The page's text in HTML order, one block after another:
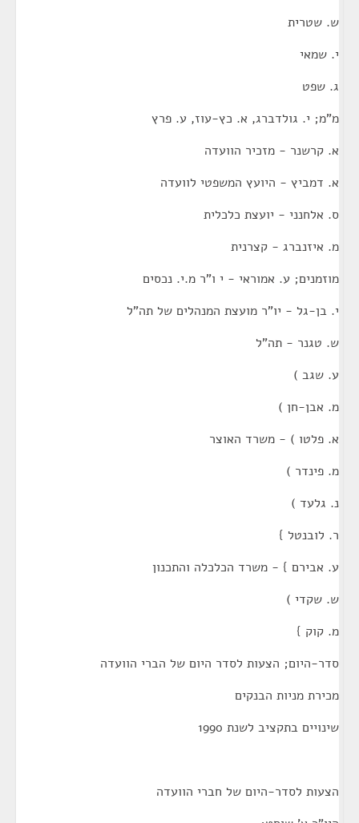
ש. שטרית
י. שמאי
ג. שפט
מ"מ; י. גולדברג, א. כץ-עוז, ע. פרץ
א. קרשנר - מזכיר הוועדה
א. דמביץ - היועץ המשפטי לוועדה
ס. אלחנני - יועצת כלכלית
מ. איזנברג - קצרנית
מוזמנים; ע. אמוראי - י ו"ר מ.י. נכסים
י. בן-גל - יו"ר מועצת המנהלים של תה"ל
ש. טגנר - תה"ל
ע. שגב )
מ. אבן-חן )
א. פלטו ) - משרד האוצר
מ. פינדר )
נ. גלעד )
ר. לובנטל }
ע. אבירם } - משרד הכלכלה והתכנון
ש. שקדי )
מ. קוק }
סדר-היום; הצעות לסדר היום של הברי הוועדה
מכירת מניות הבנקים
שינויים בתקציב לשנת 1990
הצעות לסדר-היום של חברי הוועדה